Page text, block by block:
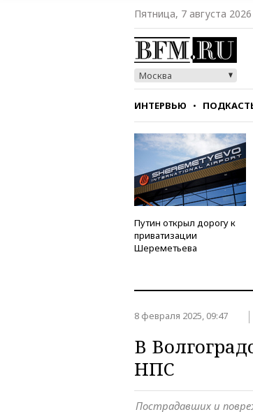
Пятница, 7 августа 2026
Москва
ИНТЕРВЬЮ
СТИЛЬ ТЕСТЫ
Путин открыл дорогу к
приватизации
Шереметьева
8 февраля 2025, 09:47
В
НПС
Пострадавших и